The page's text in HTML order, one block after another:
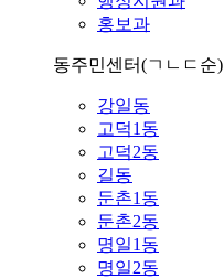
홍보과
동주민센터(ㄱㄴㄷ순)
강일동
고덕1동
고덕2동
길동
둔촌1동
둔촌2동
명일1동
명일2동